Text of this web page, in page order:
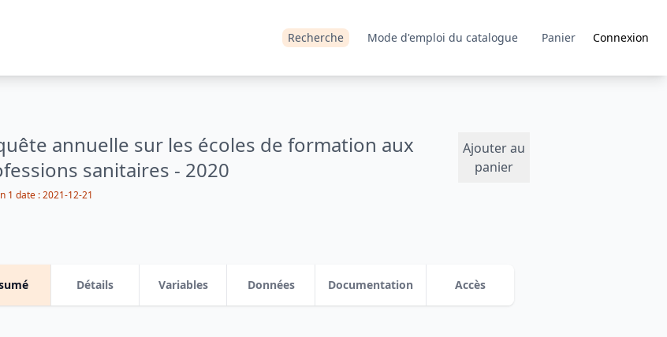
Recherche Mode d'emploi du catalogue Panier Connexion
annuelle sur les écoles de formation aux
sanitaires - 2020
Ajouter au
panier
1 date :2021-12-21
Détails Variables Données Documentation Accès